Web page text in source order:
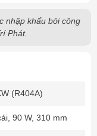
nhập khẩu bởi công
Phát.
(R404A)
90 W, 310 mm